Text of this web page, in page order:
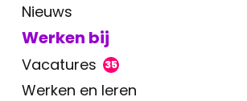
Nieuws
Werken bij
Vacatures 35
Werken en leren